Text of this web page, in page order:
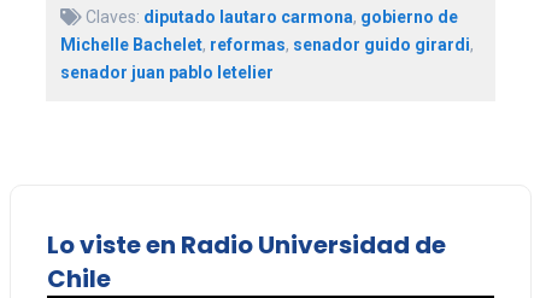
Claves: diputado lautaro carmona, gobierno de
Michelle Bachelet, reformas, senador guido girardi,
senador juan pablo letelier
Lo viste en Radio Universidad de
Chile